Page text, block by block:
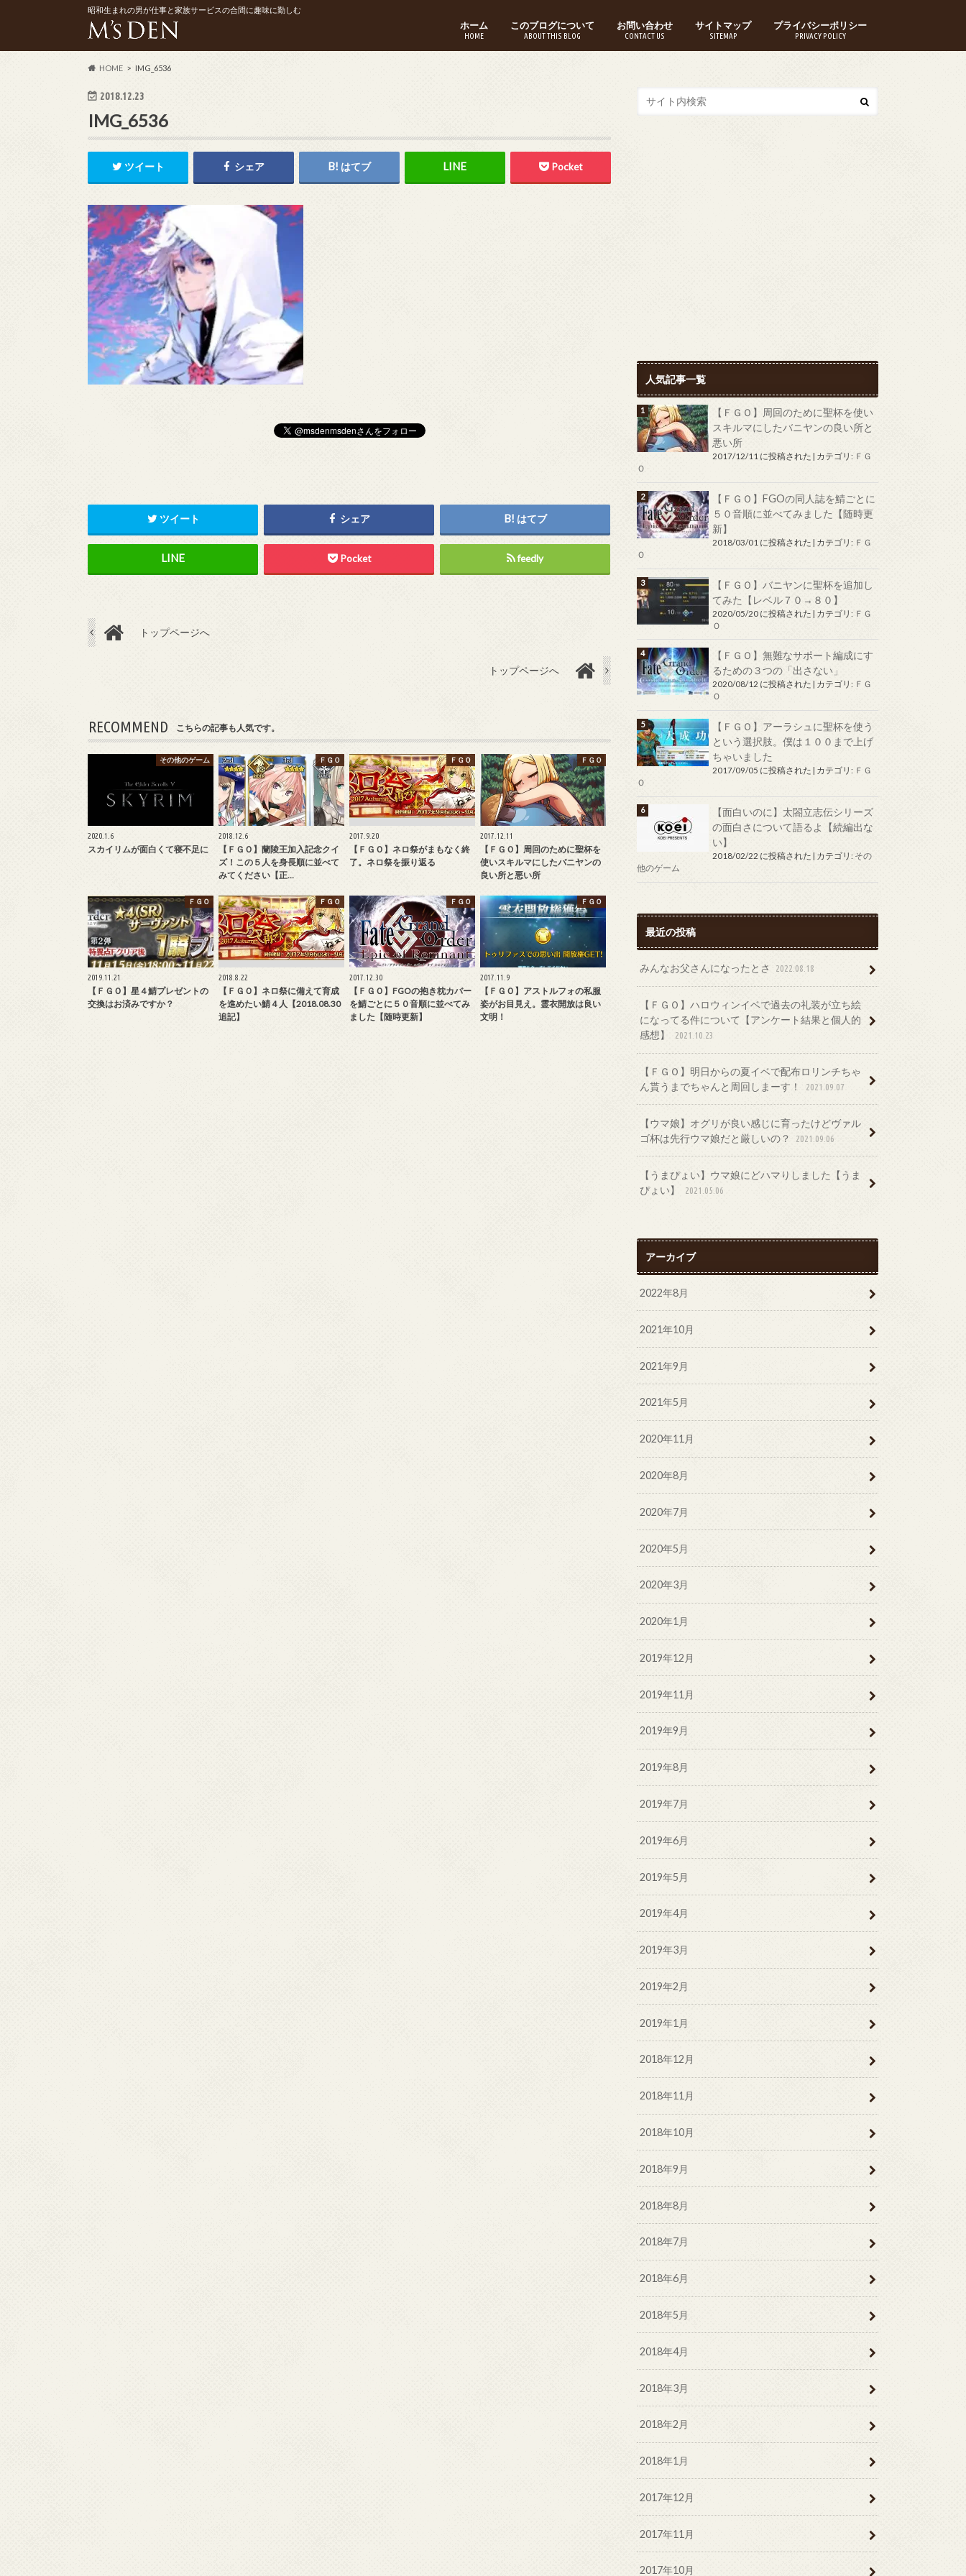
昭和生まれの男が仕事と家族サービスの合間に趣味に勤しむ
ホーム
HOME
このブログについて
ABOUT THIS BLOG
お問い合わせ
CONTACT US
サイトマップ
SITEMAP
プライバシーポリシー
PRIVACY POLICY
HOME IMG_6536
2018.12.23
IMG_6536
ツイート シェア はてブ Pocket
ツイート シェア はてブ
Pocket feedly
トップページへ
トップページへ
RECOMMEND こちらの記事も人気です。
その他のゲーム
2020.1.6
スカイリムが面白くて寝不足に
ＦＧＯ
2018.12.6
【ＦＧＯ】蘭陵王加入記念クイ
ズ！この５人を身長順に並べて
みてください【正…
ＦＧＯ
2017.9.20
【ＦＧＯ】ネロ祭がまもなく終
了。ネロ祭を振り返る
ＦＧＯ
2017.12.11
【ＦＧＯ】周回のために聖杯を
使いスキルマにしたバニヤンの
良い所と悪い所
ＦＧＯ
2019.11.21
【ＦＧＯ】星４鯖プレゼントの
交換はお済みですか？
ＦＧＯ
2018.8.22
【ＦＧＯ】ネロ祭に備えて育成
を進めたい鯖４人【2018.08.30
追記】
ＦＧＯ
2017.12.30
【ＦＧＯ】FGOの抱き枕カバー
を鯖ごとに５０音順に並べてみ
ました【随時更新】
ＦＧＯ
2017.11.9
【ＦＧＯ】アストルフォの私服
姿がお目見え。霊衣開放は良い
文明！
人気記事一覧
【ＦＧＯ】周回のために聖杯を使い
スキルマにしたバニヤンの良い所と
悪い所
2017/12/11 に投稿された カテゴリ: ＦＧ
Ｏ
【ＦＧＯ】FGOの同人誌を鯖ごとに
５０音順に並べてみました【随時更
新】
2018/03/01 に投稿された | カテゴリ: ＦＧ
Ｏ
【ＦＧＯ】バニヤンに聖杯を追加し
てみた【レベル７０→８０】
2020/05/20 に投稿された | カテゴリ: ＦＧ
Ｏ
【ＦＧＯ】無難なサポート編成にす
るための３つの「出さない」
2020/08/12 に投稿された カテゴリ: ＦＧ
Ｏ
【ＦＧＯ】アーラシュに聖杯を使う
という選択肢。僕は１００まで上げ
ちゃいました
2017/09/05 に投稿された | カテゴリ: ＦＧ
Ｏ
【面白いのに】太閤立志伝シリーズ
の面白さについて語るよ【続編出な
い】
2018/02/22 に投稿された カテゴリ: その
他のゲーム
最近の投稿
みんなお父さんになったとさ 2022.08.18
【ＦＧＯ】ハロウィンイベで過去の礼装が立ち絵
になってる件について【アンケート結果と個人的
感想】
2021.10.23
【ＦＧＯ】明日からの夏イベで配布ロリンチちゃ
ん貰うまでちゃんと周回しまーす！
2021.09.07
【ウマ娘】オグリが良い感じに育ったけどヴァル
ゴ杯は先行ウマ娘だと厳しいの？
2021.09.06
【うまぴょい】ウマ娘にどハマりしました【うま
ぴょい】
2021.05.06
アーカイブ
2022年8月
2021年10月
2021年9月
2021年5月
2020年11月
2020年8月
2020年7月
2020年5月
2020年3月
2020年1月
2019年12月
2019年11月
2019年9月
2019年8月
2019年7月
2019年6月
2019年5月
2019年4月
2019年3月
2019年2月
2019年1月
2018年12月
2018年11月
2018年10月
2018年9月
2018年8月
2018年7月
2018年6月
2018年5月
2018年4月
2018年3月
2018年2月
2018年1月
2017年12月
2017年11月
2017年10月